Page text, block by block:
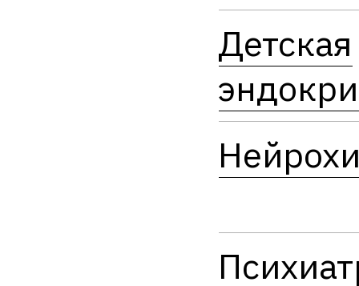
Детская